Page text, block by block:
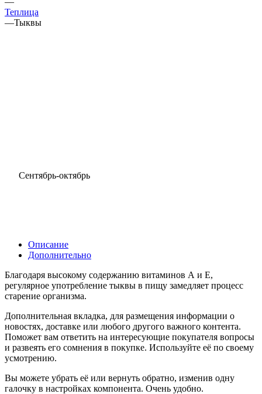
Теплица
—Тыквы
Сентябрь-октябрь
Описание
Дополнительно
Благодаря высокому содержанию витаминов А и Е,
регулярное употребление тыквы в пищу замедляет процесс
старение организма.
Дополнительная вкладка, для размещения информации о
новостях, доставке или любого другого важного контента.
Поможет вам ответить на интересующие покупателя вопросы
и развеять его сомнения в покупке. Используйте её по своему
усмотрению.
Вы можете убрать её или вернуть обратно, изменив одну
галочку в настройках компонента. Очень удобно.